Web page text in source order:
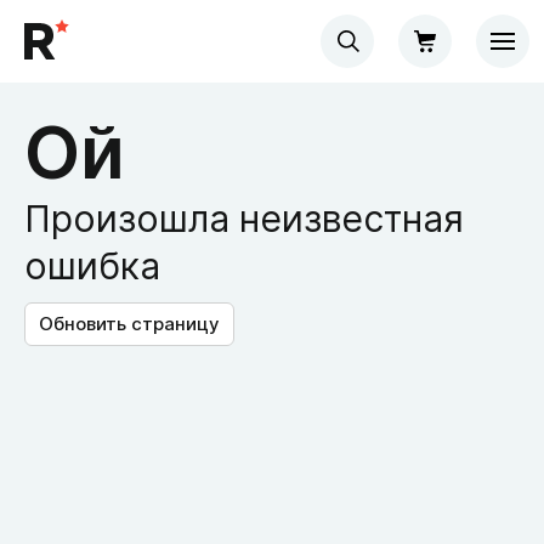
Ой
Произошла неизвестная
ошибка
Обновить страницу